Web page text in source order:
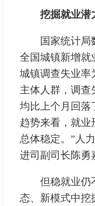
挖掘就业潜
国家统计局数
全国城镇新增就
城镇调查失业率
主体人群，调查
均比上个月回落
趋势来看，就业
总体稳定。”人
进司副司长陈勇
但稳就业仍
态、新模式中挖